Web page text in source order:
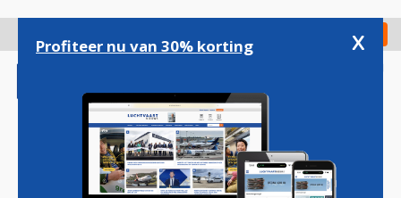
gaan
Check in
Profiteer nu van 30% korting x